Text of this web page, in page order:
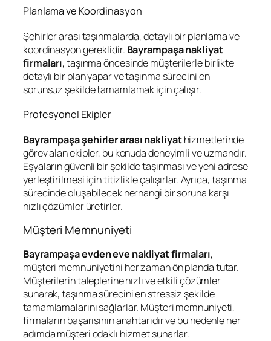
Planlama ve Koordinasyon
Şehirler arası taşınmalarda, detaylı bir planlama ve
koordinasyon gereklidir. Bayrampaşa nakliyat
firmaları, taşınma öncesinde müşterilerle birlikte
detaylı bir plan yapar ve taşınma sürecini en
sorunsuz şekilde tamamlamak için çalışır.
Profesyonel Ekipler
Bayrampaşa şehirler arası nakliyathizmetlerinde
görev alan ekipler, bu konuda deneyimli ve uzmandır.
Eşyaların güvenli bir şekilde taşınması ve yeni adrese
yerleştirilmesi için titizlikle çalışırlar. Ayrıca, taşınma
sürecinde oluşabilecek herhangi bir soruna karşı
hızlı çözümler üretirler.
Müşteri Memnuniyeti
Bayrampaşa evden eve nakliyat firmaları,
müşteri memnuniyetini her zaman ön planda tutar.
Müşterilerin taleplerine hızlı ve etkili çözümler
sunarak, taşınma sürecini en stressiz şekilde
tamamlamalarını sağlarlar. Müşteri memnuniyeti,
firmaların başarısının anahtarıdır ve bu nedenle her
adımda müşteri odaklı hizmet sunarlar.